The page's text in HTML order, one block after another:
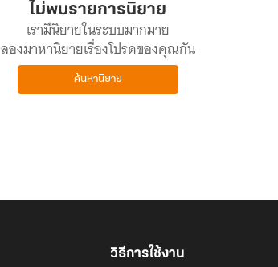
ไม่พบรายการนิยาย
เรามีนิยายในระบบมากมาย
ลองมาหานิยายเรื่องโปรดของคุณกัน
ค้นหานิยาย
วิธีการใช้งาน